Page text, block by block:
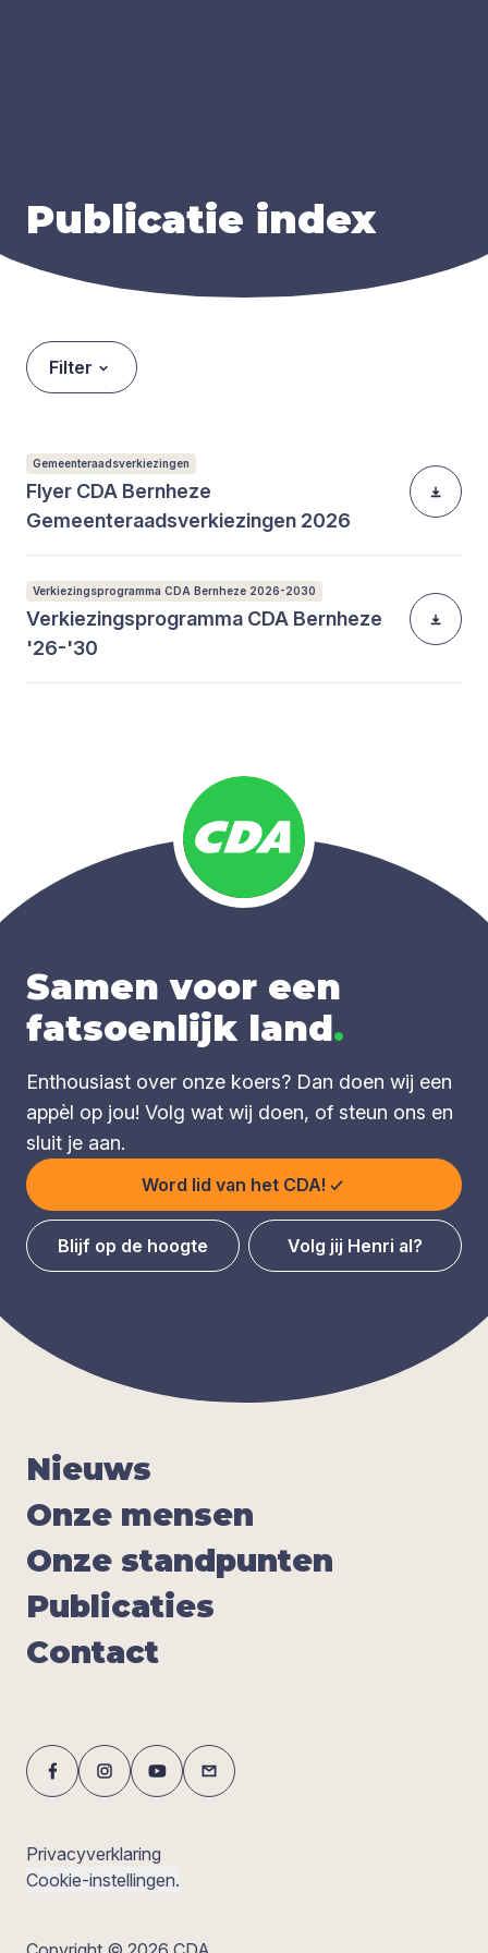
Publi­ca­tie index
Filter
Gemeenteraadsverkiezingen
Flyer CDA Bernheze
Gemeenteraadsverkiezingen 2026
Verkiezingsprogramma CDA Bernheze 2026-2030
Verkiezingsprogramma CDA Bernheze
'26-'30
Samen voor een
fatsoenlijk land.
Enthousiast over onze koers? Dan doen wij een
appèl op jou! Volg wat wij doen, of steun ons en
sluit je aan.
Word lid van het CDA!
Blijf op de hoogte Volg jij Henri al?
Nieuws
Onze men­sen
Onze stand­pun­ten
Publi­ca­ties
Con­tact
Privacyverklaring
Cookie-instellingen.